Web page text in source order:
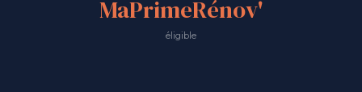
MaPrimeRénov'
éligible